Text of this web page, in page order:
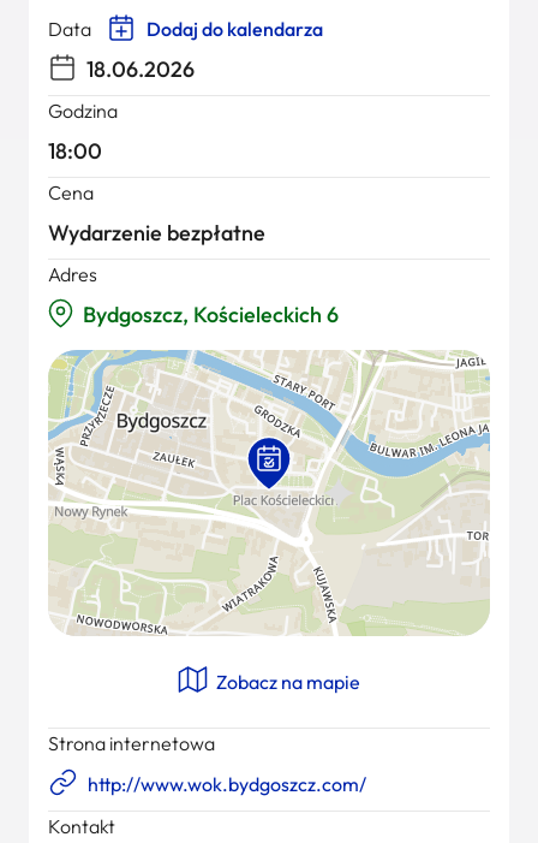
Data Dodaj do kalendarza
18.06.2026
Godzina
18:00
Cena
Wydarzenie bezpłatne
Adres
Bydgoszcz, Kościeleckich 6
Zobacz na mapie
Strona internetowa
http://www.wok.bydgoszcz.com/
Kontakt